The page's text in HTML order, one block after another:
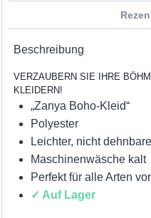
Beschreibung
VERZAUBERN SIE IHRE
KLEIDERN!
„Zanya Boho-Kleid“
Polyester
Leichter, nicht
Maschinenwäsche kalt
Perfekt für alle Arten
✓ Auf Lager